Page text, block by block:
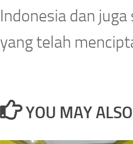
Indonesia dan
yang telah
YOU MAY